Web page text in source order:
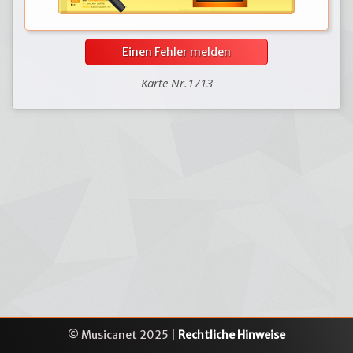
Einen Fehler melden
Karte Nr.1713
© Musicanet 2025 | Rechtliche Hinweise